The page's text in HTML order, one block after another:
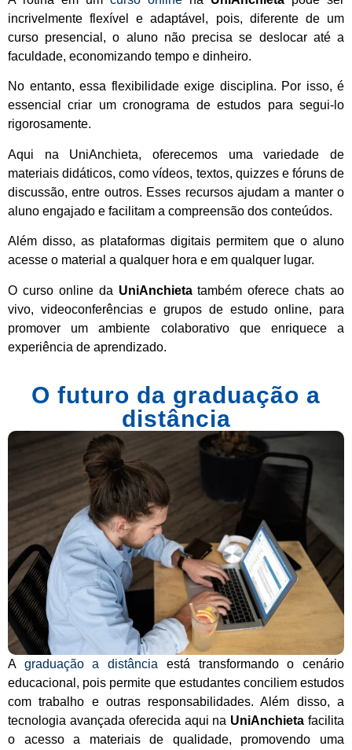
incrivelmente flexível e adaptável, pois, diferente de um
curso presencial, o aluno não precisa se deslocar até a
faculdade, economizando tempo e dinheiro.
No entanto, essa flexibilidade exige disciplina. Por isso, é
essencial criar um cronograma de estudos para segui-lo
rigorosamente.
Aqui na UniAnchieta, oferecemos uma variedade de
materiais didáticos, como vídeos, textos, quizzes e fóruns de
discussão, entre outros. Esses recursos ajudam a manter o
aluno engajado e facilitam a compreensão dos conteúdos.
Além disso, as plataformas digitais permitem que o aluno
acesse o material a qualquer hora e em qualquer lugar.
O curso online da UniAnchietatambém oferece chats ao
vivo, videoconferências e grupos de estudo online, para
promover um ambiente colaborativo que enriquece a
experiência de aprendizado.
O futuro da graduação a
distância
A graduação a distância está transformando o cenário
educacional, pois permite que estudantes conciliem estudos
com trabalho e outras responsabilidades. Além disso, a
tecnologia avançada oferecida aqui na UniAnchieta facilita
o acesso a materiais de qualidade, promovendo uma